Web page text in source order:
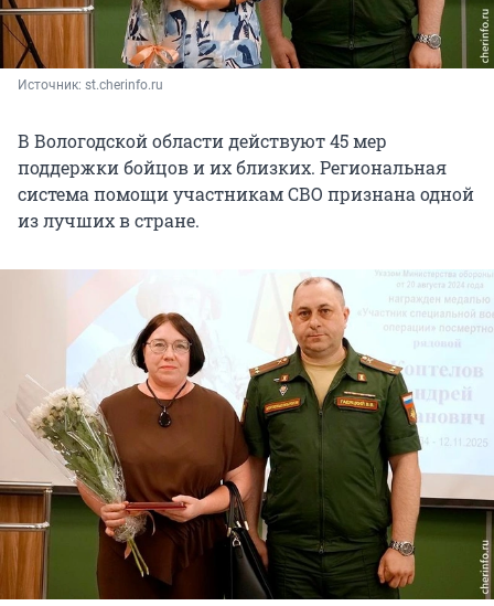
Источник: st.cherinfo.ru
В Вологодской области действуют 45 мер
поддержки бойцов и их близких. Региональная
система помощи участникам СВО признана одной
из лучших в стране.